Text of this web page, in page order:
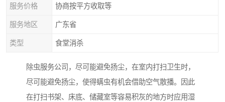
服务价格 协商按平方收取等
服务地区 广东省
类型 食堂消杀
除虫服务公司，尽可能避免扬尘，在室内打扫卫生时，
尽可能避免扬尘，使得螨虫有机会借助空气散播。因此
在打扫书架、床底、储藏室等容易积灰的地方时应用湿